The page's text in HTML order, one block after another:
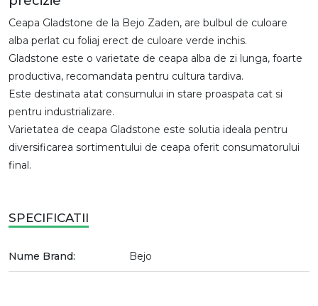
Ceapa Gladstone de la Bejo Zaden, are bulbul de culoare
alba perlat cu foliaj erect de culoare verde inchis.
Gladstone este o varietate de ceapa alba de zi lunga, foarte
productiva, recomandata pentru cultura tardiva.
Este destinata atat consumului in stare proaspata cat si
pentru industrializare.
Varietatea de ceapa Gladstone este solutia ideala pentru
diversificarea sortimentului de ceapa oferit consumatorului
final.
SPECIFICATII
Nume Brand: Bejo